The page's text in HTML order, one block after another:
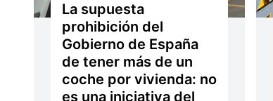
La supuesta
prohibición del
Gobierno de España
de tener más de un
coche por vivienda: no
es una iniciativa del